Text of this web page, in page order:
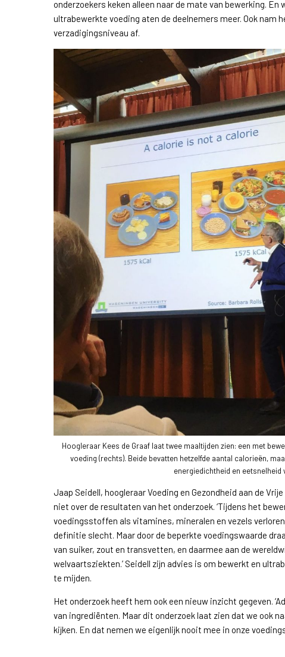
onderzoekers keken alleen naar de mate van bewerking.
ultrabewerkte voeding aten de deelnemers meer. Ook nam
verzadigingsniveau af.
Hoogleraar Kees de Graaf laat twee maaltijden zien: een met
voeding (rechts). Beide bevatten hetzelfde aantal calorieën,
energiedichtheid en eetsnelheid
Jaap Seidell, hoogleraar Voeding en Gezondheid aan de
niet over de resultaten van het onderzoek. ‘Tijdens het
voedingsstoffen als vitamines, mineralen en vezels
definitie slecht. Maar door de beperkte voedingswaarde
van suiker, zout en transvetten, en daarmee aan de
welvaartsziekten.’ Seidell zijn advies is om bewerkt en
te mijden.
Het onderzoek heeft hem ook een nieuw inzicht gegeven.
van ingrediënten. Maar dit onderzoek laat zien dat we ook
kijken. En dat nemen we eigenlijk nooit mee in onze